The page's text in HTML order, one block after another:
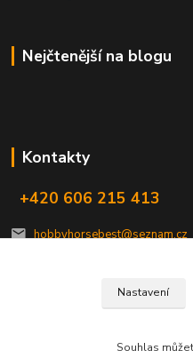
Nejčtenější na blogu
Kontakty
+420 606 215 413
hobbyhorsebest@seznam.cz
Nastavení
Souhlas